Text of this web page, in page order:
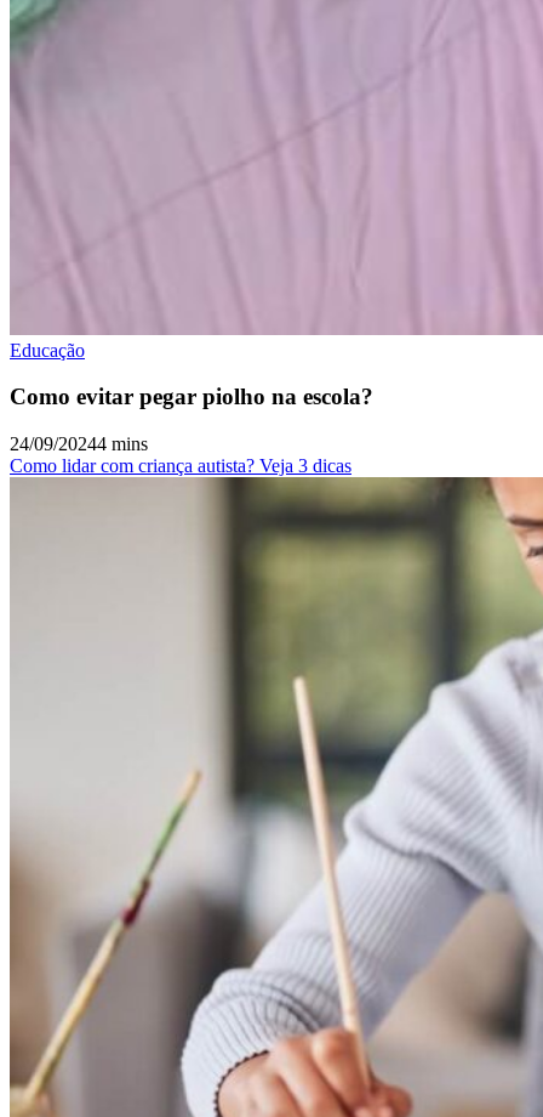
Educação
Como evitar pegar piolho na escola?
24/09/20244 mins
Como lidar com criança autista? Veja 3 dicas